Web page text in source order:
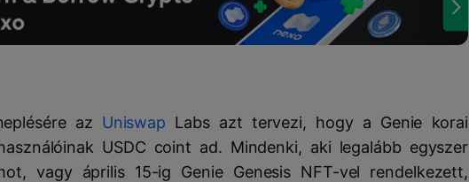
az Uniswap Labs azt tervezi, hogy a Genie korai
USDC coint ad. Mindenki, aki legalább egyszer
vagy április 15-ig Genie Genesis NFT-vel rendelkezett,